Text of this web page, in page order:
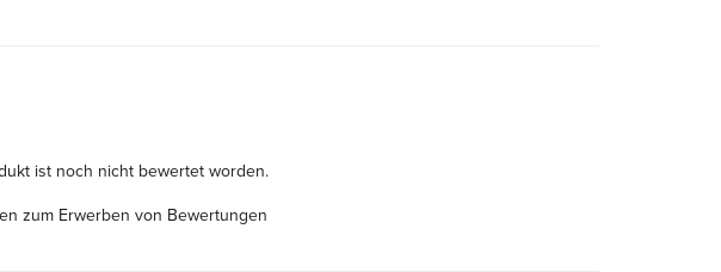
ist noch nicht bewertet worden.
zum Erwerben von Bewertungen